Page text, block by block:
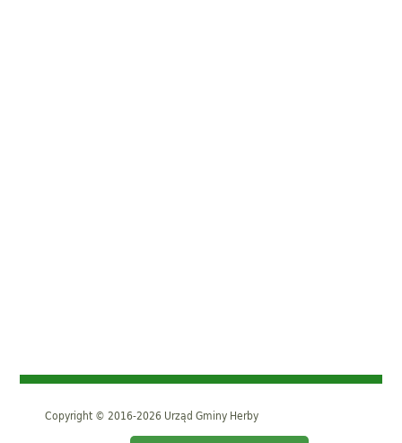
Copyright © 2016-2026 Urząd Gminy Herby